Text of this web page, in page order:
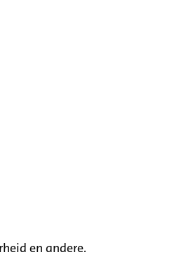
en andere.